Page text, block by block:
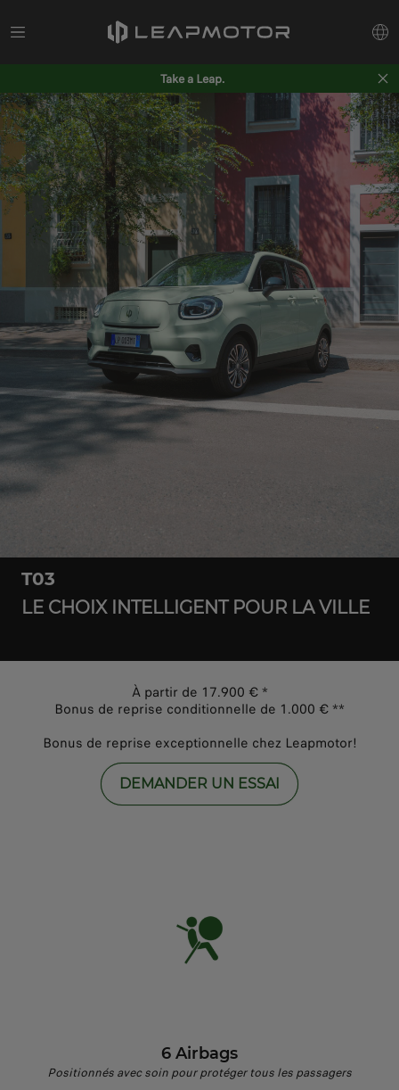
Take a Leap.
T03
LE CHOIX INTELLIGENT POUR LA VILLE
À partir de 17.900 € *
Bonus de reprise conditionnelle de 1.000 € **
Bonus de reprise exceptionnelle chez Leapmotor!
DEMANDER UN ESSAI
6 Airbags
Positionnés avec soin pour protéger tous les passagers